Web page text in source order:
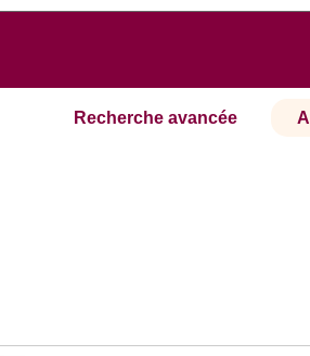
Recherche avancée